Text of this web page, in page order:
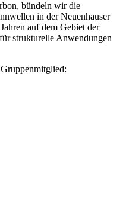
bündeln wir die
in der Neuenhauser
auf dem Gebiet der
strukturelle Anwendungen